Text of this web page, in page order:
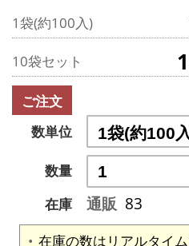
1袋(約100入)
10袋セット
ご注文
数単位
数量
在庫
通販 83
在庫の数はリアルタイム